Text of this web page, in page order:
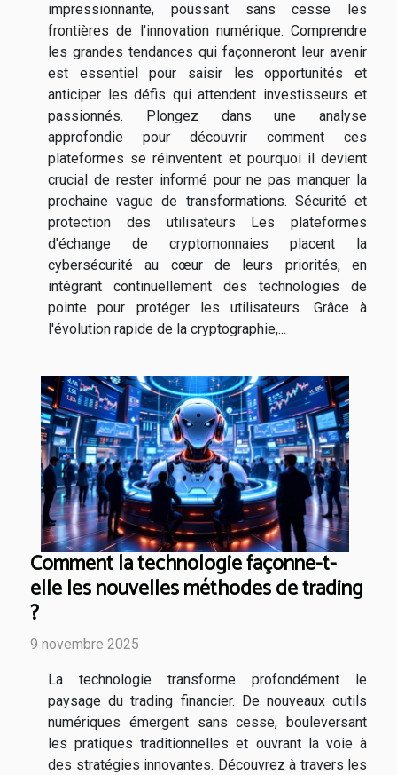
impressionnante, poussant sans cesse les
frontières de l'innovation numérique. Comprendre
les grandes tendances qui façonneront leur avenir
est essentiel pour saisir les opportunités et
anticiper les défis qui attendent investisseurs et
passionnés. Plongez dans une analyse
approfondie pour découvrir comment ces
plateformes se réinventent et pourquoi il devient
crucial de rester informé pour ne pas manquer la
prochaine vague de transformations. Sécurité et
protection des utilisateurs Les plateformes
d'échange de cryptomonnaies placent la
cybersécurité au cœur de leurs priorités, en
intégrant continuellement des technologies de
pointe pour protéger les utilisateurs. Grâce à
l'évolution rapide de la cryptographie,...
Comment la technologie façonne-t-
elle les nouvelles méthodes de trading
?
9 novembre 2025
La technologie transforme profondément le
paysage du trading financier. De nouveaux outils
numériques émergent sans cesse, bouleversant
les pratiques traditionnelles et ouvrant la voie à
des stratégies innovantes. Découvrez à travers les